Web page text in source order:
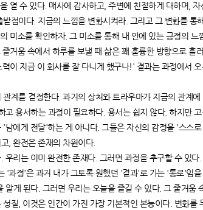
열 수 있다. 매사에 감사하고, 주변에 친절하게 대하며, 자
점이다. 지금의 느낌을 변화시켜라. 그리고 그 변화를 통
미소를 확인하자. 그 미소를 통해 내 안에 있는 긍정의 느
거움 속에서 하루를 보낼 때 삶은 꽤 훌륭한 방향으로 흘
이 지금 이 회사를 잘 다니게 했구나!' 결과는 과정에서
계를 결정한다. 과거의 상처와 트라우마가 지금의 관계
고 용서하는 과정이 필요하다. 용서는 쉽지 않다. 하지만
남에게 전달'하는 게 아니다. 그들은 자신의 감정을 '스스로
, 완전은 존재의 차원이다.
우리는 이미 완전한 존재다. 그러면 과정을 추구할 수 있다
'과정'은 과거 내가 그토록 원했던 '결과'로 가는 '통로'임
알게 된다. 그러면 우리는 오늘을 즐길 수 있다. 그 줄거움
질, 이것은 인간이 가진 가장 기본적인 본능이다. 변화를